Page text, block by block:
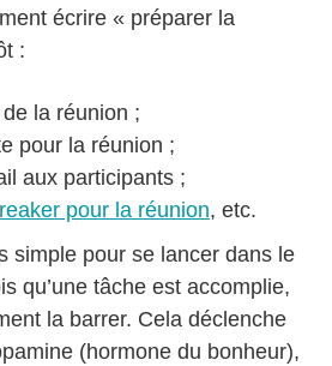
écrire « préparer la
:
la réunion ;
pour la réunion ;
aux participants ;
pour la réunion, etc.
simple pour se lancer dans le
qu’une tâche est accomplie,
la barrer. Cela déclenche
(hormone du bonheur),